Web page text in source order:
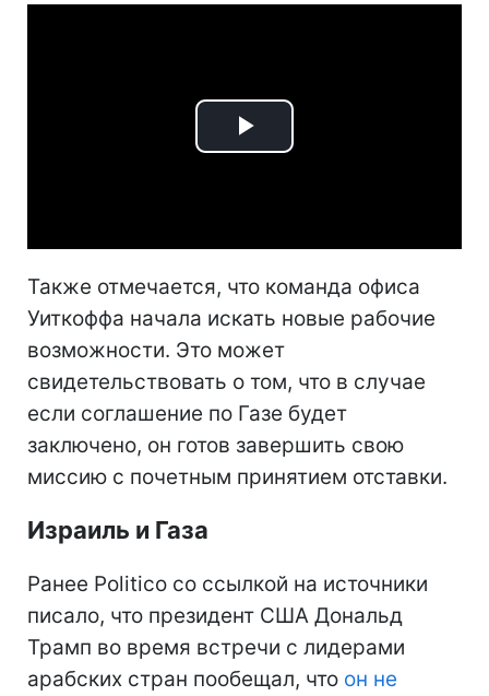
Play
Также отмечается, что команда офиса
Уиткоффа начала искать новые рабочие
возможности. Это может
свидетельствовать о том, что в случае
если соглашение по Газе будет
заключено, он готов завершить свою
миссию с почетным принятием отставки.
Израиль и Газа
Ранее Politico со ссылкой на источники
писало, что президент США Дональд
Трамп во время встречи с лидерами
арабских стран пообещал, что он не